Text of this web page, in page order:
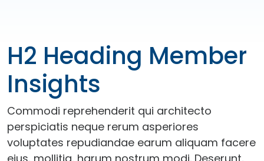
H2 Heading Member
Insights
Commodi reprehenderit qui architecto
perspiciatis neque rerum asperiores
voluptates repudiandae earum aliquam facere